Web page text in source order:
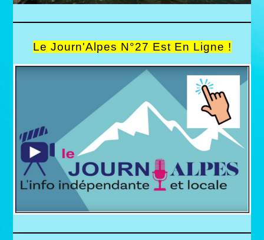
Le Journ'Alpes N°27 Est En Ligne !